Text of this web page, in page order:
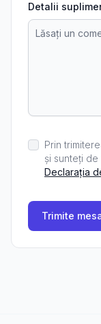
Detalii
Prin
și sunteți
Declarația
Trimite